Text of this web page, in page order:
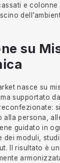
e
su
nasce su
supportato
persona,
guidato in
moduli,
Il risultato è